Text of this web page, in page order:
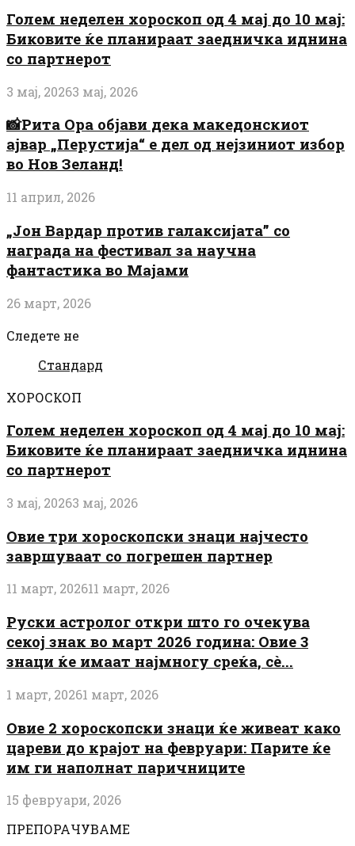
Голем неделен хороскоп од 4 мај до 10 мај:
Биковите ќе планираат заедничка иднина
со партнерот
3 мај, 20263 мај, 2026
📸Рита Ора објави дека македонскиот
ајвар „Перустија“ е дел од нејзиниот избор
во Нов Зеланд!
11 април, 2026
„Јон Вардар против галаксијата” со
награда на фестивал за научна
фантастика во Мајами
26 март, 2026
Следете не
Стандард
ХОРОСКОП
Голем неделен хороскоп од 4 мај до 10 мај:
Биковите ќе планираат заедничка иднина
со партнерот
3 мај, 20263 мај, 2026
Овие три хороскопски знаци најчесто
завршуваат со погрешен партнер
11 март, 202611 март, 2026
Руски астролог откри што го очекува
секој знак во март 2026 година: Овие 3
знаци ќе имаат најмногу среќа, сè...
1 март, 20261 март, 2026
Овие 2 хороскопски знаци ќе живеат како
цареви до крајот на февруари: Парите ќе
им ги наполнат паричниците
15 февруари, 2026
ПРЕПОРАЧУВАМЕ